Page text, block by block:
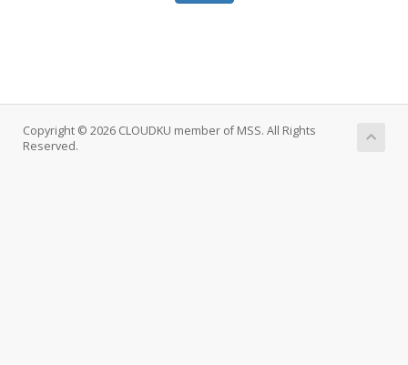
Copyright © 2026 CLOUDKU member of MSS. All Rights
Reserved.